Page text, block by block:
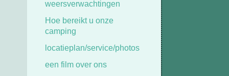
weersverwachtingen
Hoe bereikt u onze
camping
locatieplan/service/photos
een film over ons